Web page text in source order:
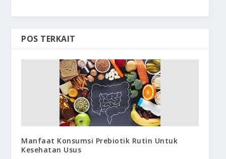
POS TERKAIT
Manfaat Konsumsi Prebiotik Rutin Untuk
Kesehatan Usus